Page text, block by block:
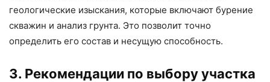
геологические изыскания, которые включают бурение
скважин и анализ грунта. Это позволит точно
определить его состав и несущую способность.
3. Рекомендации по выбору участка